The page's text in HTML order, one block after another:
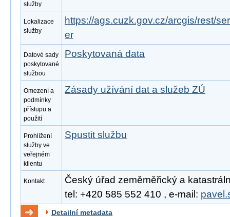
služby
Lokalizace
služby
https://ags.cuzk.gov.cz/arcgis/rest/
er
Datové sady
poskytované
službou
Poskytovaná data
Omezení a
podmínky
přístupu a
použití
Zásady užívání dat a služeb ZÚ
Prohlížení
služby ve
veřejném
klientu
Spustit službu
Kontakt
Český úřad zeměměřický a
tel: +420 585 552 410 , e-mail:
Detailní metadata